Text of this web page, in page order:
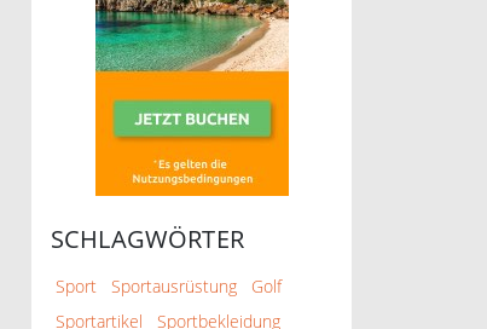
SCHLAGWÖRTER
Sport Sportausrüstung
Golf
Sportartikel
Sportbekleidung